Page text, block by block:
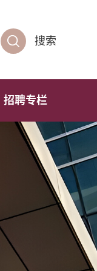
搜索
招聘专栏